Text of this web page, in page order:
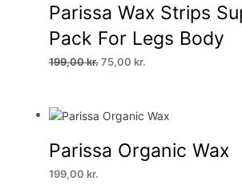
Parissa Wax Strips
Pack For Legs Body
199,00kr. Den
199,00 kr..
75,00 kr.
75,00 kr..
Parissa Organic Wax
199,00 kr.